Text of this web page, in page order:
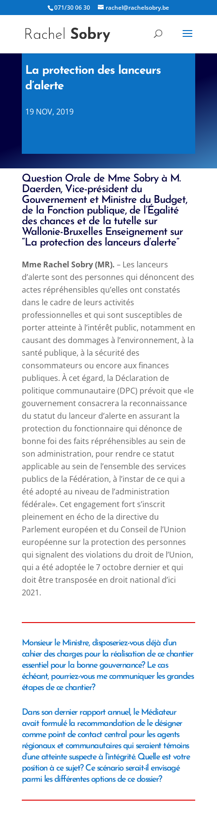
071/30 06 30 rachel@rachelsobry.be
La protection des lanceurs
d’alerte
19 NOV, 2019
Question Orale de Mme Sobry à M.
Daerden, Vice-président du
Gouvernement et Ministre du Budget,
de la Fonction publique, de l’Égalité
des chances et de la tutelle sur
Wallonie-Bruxelles Enseignement sur
“La protection des lanceurs d’alerte”
Mme Rachel Sobry(MR). – Les lanceurs
d’alerte sont des personnes qui dénoncent des
actes répréhensibles qu’elles ont constatés
dans le cadre de leurs activités
professionnelles et qui sont susceptibles de
porter atteinte à l’intérêt public, notamment en
causant des dommages à l’environnement, à la
santé publique, à la sécurité des
consommateurs ou encore aux finances
publiques. À cet égard, la Déclaration de
politique communautaire (DPC) prévoit que «le
gouvernement consacrera la reconnaissance
du statut du lanceur d’alerte en assurant la
protection du fonctionnaire qui dénonce de
bonne foi des faits répréhensibles au sein de
son administration, pour rendre ce statut
applicable au sein de l’ensemble des services
publics de la Fédération, à l’instar de ce qui a
été adopté au niveau de l’administration
fédérale». Cet engagement fort s’inscrit
pleinement en écho de la directive du
Parlement européen et du Conseil de l’Union
européenne sur la protection des personnes
qui signalent des violations du droit de l’Union,
qui a été adoptée le 7 octobre dernier et qui
doit être transposée en droit national d’ici
2021.
Monsieur le Ministre, disposeriez-vous déjà d’un
cahier des charges pour la réalisation de ce chantier
essentiel pour la bonne gouvernance? Le cas
échéant, pourriez-vous me communiquer les grandes
étapes de ce chantier?
Dans son dernier rapport annuel, le Médiateur
avait formulé la recommandation de le désigner
comme point de contact central pour les agents
régionaux et communautaires qui seraient témoins
d’une atteinte suspecte à l’intégrité. Quelle est votre
position à ce sujet? Ce scénario serait-il envisagé
parmi les différentes options de ce dossier?